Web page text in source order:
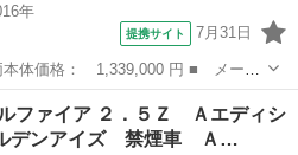
年
提携サイト 7月31日
ルファイア ■ グレード名：
．１インチ後席モニター アルパ
ア
ルファイア ２．５Ｚ Ａエディシ
デンアイズ 禁煙車 Ａ…